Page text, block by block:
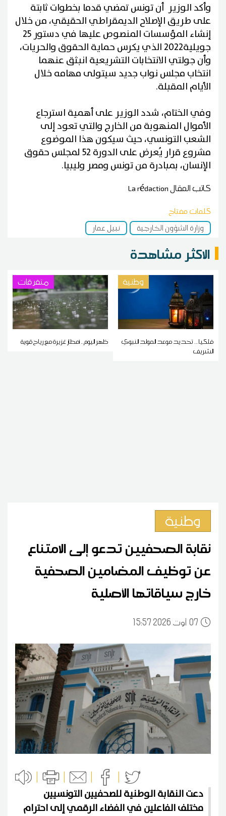
وأكد الوزير أن تونس تمضي قدما بخطوات ثابتة
على طريق الإصلاح الديمقراطي الحقيقي، من خلال
إنشاء المؤسسات المنصوص عليها في دستور 25
جويلية2022 الذي يكرس حماية الحقوق والحريات،
وأن جولتي الانتخابات التشريعية انبثق عنهما
انتخاب مجلس نواب جديد سيتولى مهامه خلال
الأيام المقبلة.
وفي الختام، شدد الوزير على أهمية استرجاع
الأموال المنهوبة من الخارج والتي تعود إلى
الشعب التونسي، حيث سيكون هذا الموضوع
مشروع قرار يُعرض على الدورة 52 لمجلس حقوق
الإنسان، بمبادرة من تونس ومصر وليبيا.
كاتب المقالLa rédaction
كلمات مفتاح
وزارة الشؤون الخارجية
نبيل عمار
الاكثر مشاهدة
وطنية
فلكيا... تحديد موعد المولد النبوي
الشريف
متفرقات
ظهر اليوم.. أمطار غزيرة مع رياح قوية
وطنية
نقابة الصحفيين تدعو إلى الامتناع
عن توظيف المضامين الصحفية
خارج سياقاتها الأصلية
0715:57 2026 أوت
دعت النقابة الوطنية للصحفيين التونسيين
مختلف الفاعلين في الفضاء الرقمي إلى احترام